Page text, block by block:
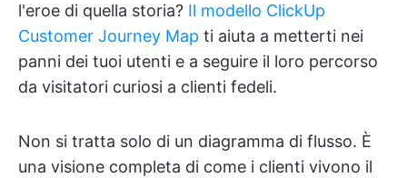
l'eroe di quella storia? Il modello ClickUp
Customer Journey Map ti aiuta a metterti nei
panni dei tuoi utenti e a seguire il loro percorso
da visitatori curiosi a clienti fedeli.
Non si tratta solo di un diagramma di flusso. È
una visione completa di come i clienti vivono il